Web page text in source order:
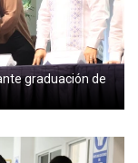
graduación de